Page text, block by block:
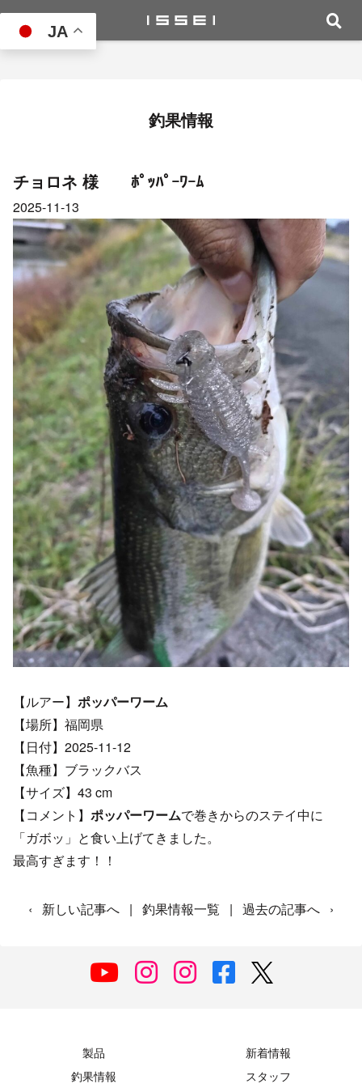
JA
釣果情報
チョロネ 様 ﾎﾟｯﾊﾟｰﾜｰﾑ
2025-11-13
【ルアー】 ポッパーワーム
【場所】福岡県
【日付】2025-11-12
【魚種】ブラックバス
【サイズ】43 cm
【コメント】 ポッパーワームで巻きからのステイ中に
「ガボッ」と食い上げてきました。
最高すぎます！！
‹ 新しい記事へ | 釣果情報一覧 | 過去の記事へ ›
製品
新着情報
釣果情報
スタッフ